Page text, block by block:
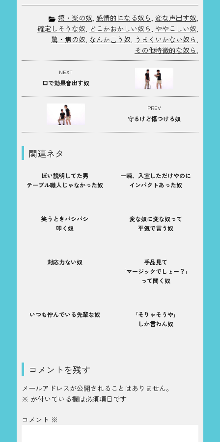
嬉・楽の奴, 感情的になる奴ら, 変な声出す奴,
確定しそうな奴, どこかおかしい奴ら, ややこしい奴,
驚・焦の奴, なんか言う奴, うまくいかない奴ら,
その他特徴的な奴ら,
PREV
守るけど傷つける奴
NEXT
口で効果音出す奴
関連ネタ
ぽい説明してた男
テーブル職人じゃなかった奴
一瞬、入室しただけやのに
インパクトあった奴
笑うときバシバシ
叩く奴
変な奴に変な奴って
平気で言う奴
対応力ない奴
手品見て
｢マージックでしょー？｣
って聞く奴
いつも佇んでいる先輩な奴
｢そりゃそうや｣
しか言わん奴
コメントを残す
メールアドレスが公開されることはありません。
※ が付いている欄は必須項目です
コメント ※